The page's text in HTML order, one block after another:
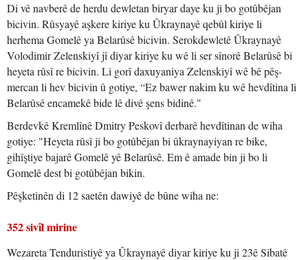
Di vê navberê de herdu dewletan biryar daye ku ji bo gotûbêjan
bicivin. Rûsyayê aşkere kiriye ku Ûkraynayê qebûl kiriye li
herhema Gomelê ya Belarûsê bicivin. Serokdewletê Ûkraynayê
Volodimir Zelenskiyî jî diyar kiriye ku wê li ser sînorê Belarûsê bi
heyeta rûsî re bicivin. Li gorî daxuyaniya Zelenskiyî wê bê pêş-
mercan li hev bicivin û gotiye, “Ez bawer nakim ku wê hevdîtina li
Belarûsê encamekê bide lê divê şens bidinê."
Berdevkê Kremlînê Dmitry Peskovî derbarê hevdîtinan de wiha
gotiye: "Heyeta rûsî ji bo gotûbêjan bi ûkraynayiyan re bike,
gihîştiye bajarê Gomelê yê Belarûsê. Em ê amade bin ji bo li
Gomelê dest bi gotûbêjan bikin.
Pêşketinên di 12 saetên dawiyê de bûne wiha ne:
352 sivîl mirine
Wezareta Tenduristiyê ya Ûkraynayê diyar kiriye ku ji 23ê Sibatê